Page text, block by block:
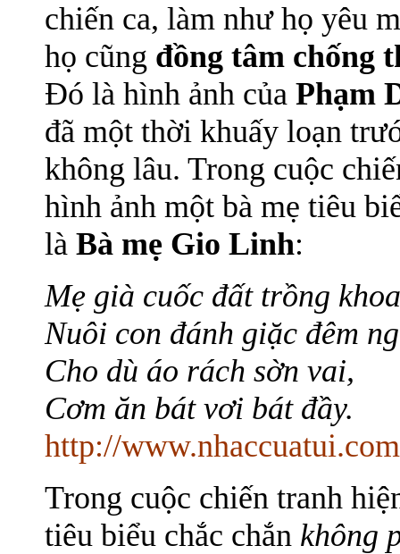
chiến ca, làm như họ yêu
họ cũng đồng tâm chống
Đó là hình ảnh của Phạm
đã một thời khuấy loạn
không lâu. Trong cuộc
hình ảnh một bà mẹ tiêu
là Bà mẹ Gio Linh:
Mẹ già cuốc đất trồng
Nuôi con đánh giặc đêm
Cho dù áo rách sờn vai,
Cơm ăn bát vơi bát đầy.
http://
Trong cuộc chiến tranh
tiêu biểu chắc chắn không